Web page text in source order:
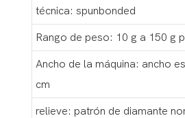
técnica: spunbonded
Rango de peso: 10 g a 150 g
Ancho de la máquina: ancho
cm
relieve: patrón de diamante